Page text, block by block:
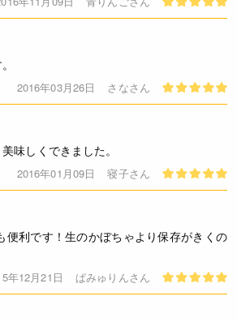
2016年03月26日 さなさん
味しくできました。
2016年01月09日 寝子さん
利です！生のかぼちゃより保存がきくの
年12月21日 ぱみゅりんさん